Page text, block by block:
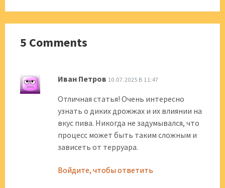
5 Comments
Иван Петров 10.07.2025 В 11:47
Отличная статья! Очень интересно
узнать о диких дрожжах и их влиянии на
вкус пива. Никогда не задумывался, что
процесс может быть таким сложным и
зависеть от терруара.
Войдите, чтобы ответить